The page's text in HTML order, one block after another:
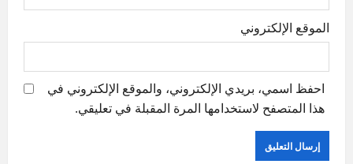
الموقع الإلكتروني
احفظ اسمي، بريدي الإلكتروني، والموقع الإلكتروني في
هذا المتصفح لاستخدامها المرة المقبلة في تعليقي.